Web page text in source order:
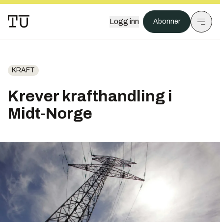
Logg inn Abonner
KRAFT
Krever krafthandling i
Midt-Norge